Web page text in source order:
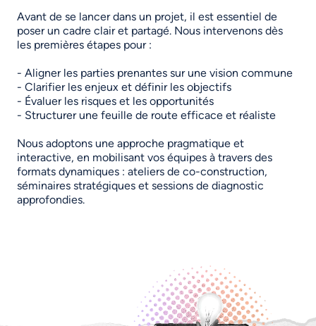
Avant de se lancer dans un projet, il est essentiel de
poser un cadre clair et partagé. Nous intervenons dès
les premières étapes pour :
- Aligner les parties prenantes sur une vision commune
- Clarifier les enjeux et définir les objectifs
- Évaluer les risques et les opportunités
- Structurer une feuille de route efficace et réaliste
Nous adoptons une approche pragmatique et
interactive, en mobilisant vos équipes à travers des
formats dynamiques : ateliers de co-construction,
séminaires stratégiques et sessions de diagnostic
approfondies.